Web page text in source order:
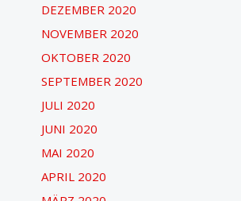
DEZEMBER 2020
NOVEMBER 2020
OKTOBER 2020
SEPTEMBER 2020
JULI 2020
JUNI 2020
MAI 2020
APRIL 2020